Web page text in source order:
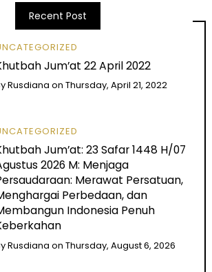
Recent Post
Jum’at 22 April 2022
Rusdiana onThursday, April 21, 2022
Jum’at: 23 Safar 1448 H/07
2026 M: Menjaga
Merawat Persatuan,
Perbedaan, dan
Indonesia Penuh
Rusdiana onThursday, August 6, 2026